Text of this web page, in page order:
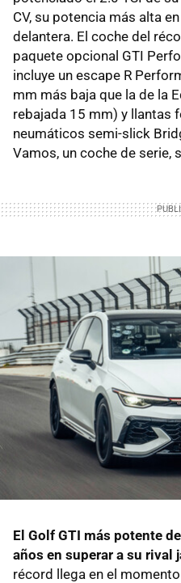
CV, su potencia más alta
delantera. El coche del
paquete opcional GTI
incluye un escape R
mm más baja que la de la
rebajada 15 mm) y llantas
neumáticos semi-slick
Vamos, un coche de serie,
El Golf GTI más potente
años en superar a su rival
récord llega en el